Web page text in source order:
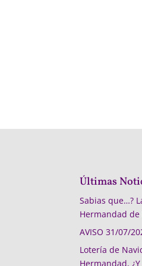
Últimas
Sabias que…?
Hermandad de
AVISO 31/07/
Lotería de
Hermandad,